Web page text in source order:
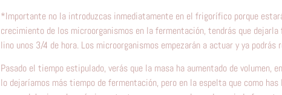
*Importante no la introduzcas inmediatamente en el frigorífico porque
crecimiento de los microorganismos en la fermentación, tendrás que
lino unos 3/4 de hora. Los microorganismos empezarán a actuar y ya
Pasado el tiempo estipulado, verás que la masa ha aumentado de volumen,
lo dejaríamos más tiempo de fermentación, pero en la espelta que como